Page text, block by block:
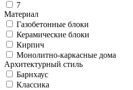
7
Материал
Газобетонные блоки
Керамические блоки
Кирпич
Монолитно-каркасные дома
Архитектурный стиль
Барнхаус
Классика